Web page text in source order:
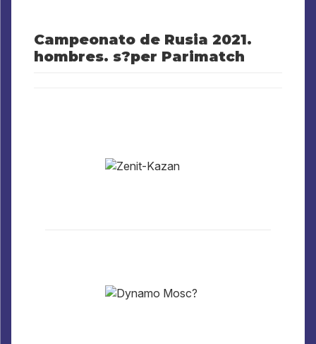
Campeonato de Rusia 2021.
hombres. s?per Parimatch